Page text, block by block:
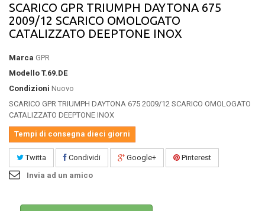
SCARICO GPR TRIUMPH DAYTONA 675
2009/12 SCARICO OMOLOGATO
CATALIZZATO DEEPTONE INOX
Marca GPR
Modello T.69.DE
Condizioni Nuovo
SCARICO GPR TRIUMPH DAYTONA 675 2009/12 SCARICO OMOLOGATO
CATALIZZATO DEEPTONE INOX
Tempi di consegna dieci giorni
Twitta Condividi Google+
Pinterest
Invia ad un amico